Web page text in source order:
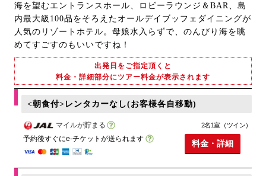
海を望むエントランスホール、ロビーラウンジ＆BAR、島
内最大級100品をそろえたオールデイブッフェダイニングが
人気のリゾートホテル。母娘水入らずで、のんびり海を眺
めてすごすのもいいですね！
出発日をご指定頂くと
料金・詳細部分にツアー料金が表示されます
<朝食付>レンタカーなし(お客様各自移動)
マイルが貯まる
予約後すぐにe-チケットが送られます
2名1室（ツイン）
料金・詳細